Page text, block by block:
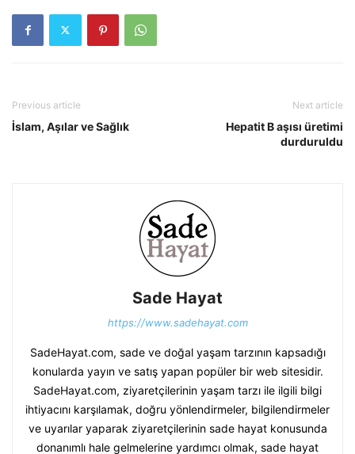
Previous article
İslam, Aşılar ve Sağlık
Next article
Hepatit B aşısı üretimi
durduruldu
Sade Hayat
https://www.sadehayat.com
SadeHayat.com, sade ve doğal yaşam tarzının kapsadığı
konularda yayın ve satış yapan popüler bir web sitesidir.
SadeHayat.com, ziyaretçilerinin yaşam tarzı ile ilgili bilgi
ihtiyacını karşılamak, doğru yönlendirmeler, bilgilendirmeler
ve uyarılar yaparak ziyaretçilerinin sade hayat konusunda
donanımlı hale gelmelerine yardımcı olmak, sade hayat